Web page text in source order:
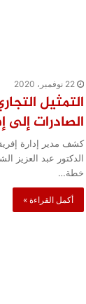
22 نوفمبر، 2020
التمثيل
الصادرات إلى
كشف مدير إدارة
الدكتور عبد العزيز
خطة…
أكمل القراءة »